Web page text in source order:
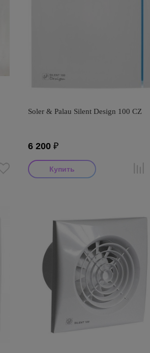
Soler & Palau Silent Design 100 CZ
6 200₽